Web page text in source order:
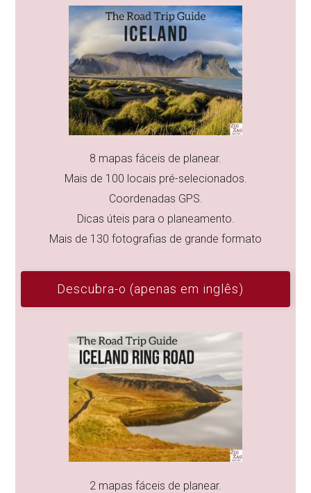
8 mapas fáceis de planear.
Mais de 100 locais pré-selecionados.
Coordenadas GPS.
Dicas úteis para o planeamento.
Mais de 130 fotografias de grande formato
Descubra-o (apenas em inglês)
2 mapas fáceis de planear.